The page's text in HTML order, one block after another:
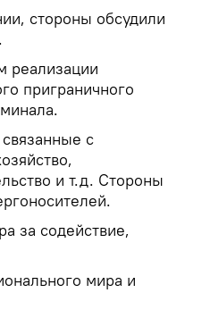
стороны обсудили
реализации
приграничного
с
и т.д. Стороны
за содействие,
мира и